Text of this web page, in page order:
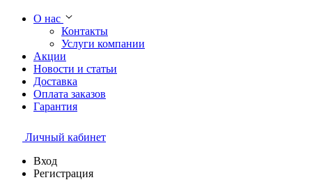
О нас
Контакты
Услуги компании
Акции
Новости и статьи
Доставка
Оплата заказов
Гарантия
Личный кабинет
Вход
Регистрация